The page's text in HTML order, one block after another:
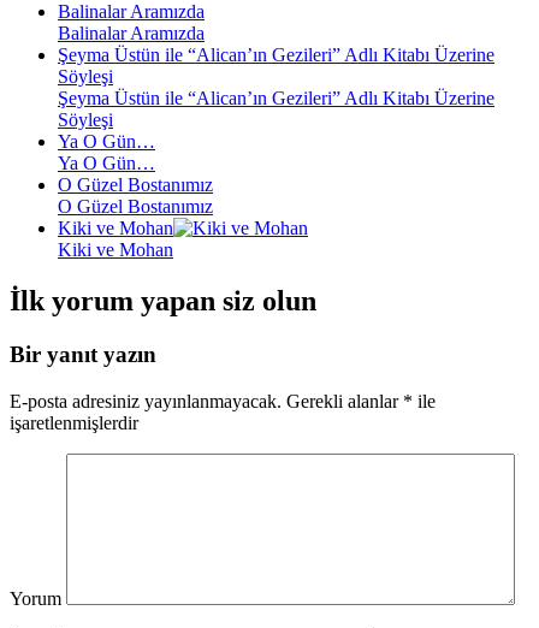
Balinalar Aramızda
Balinalar Aramızda
Şeyma Üstün ile “Alican’ın Gezileri” Adlı Kitabı Üzerine
Söyleşi
Şeyma Üstün ile “Alican’ın Gezileri” Adlı Kitabı Üzerine
Söyleşi
Ya O Gün…
Ya O Gün…
O Güzel Bostanımız
O Güzel Bostanımız
Kiki ve Mohan
Kiki ve Mohan
İlk yorum yapan siz olun
Bir yanıt yazın
E-posta adresiniz yayınlanmayacak. Gerekli alanlar * ile
işaretlenmişlerdir
Yorum